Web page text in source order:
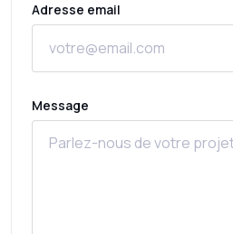
Adresse email
Message